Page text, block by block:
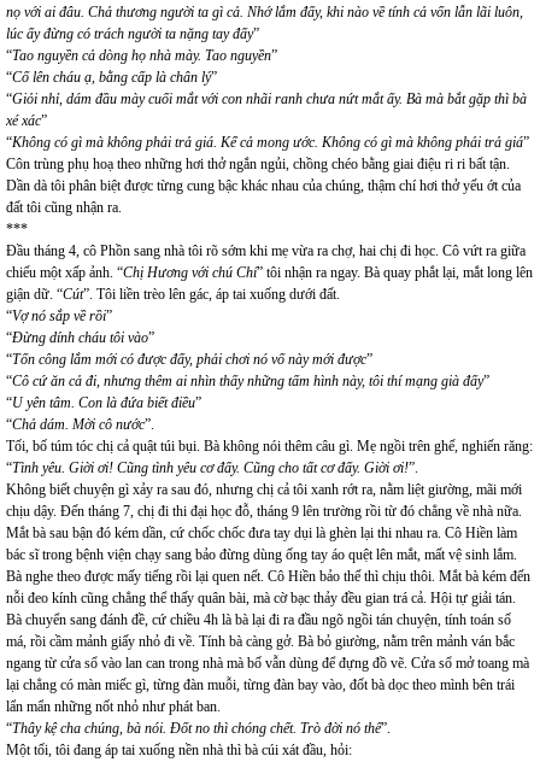
nọ với ai đâu. Chả thương người ta gì cả. Nhớ lắm đấy, khi nào về tính cả vốn lẫn lãi luôn,
lúc ấy đừng có trách người ta nặng tay đấy”
“Tao nguyền cả dòng họ nhà mày. Tao nguyền”
“Cố lên cháu ạ, bằng cấp là chân lý”
“Giỏi nhỉ, dám đầu mày cuối mắt với con nhãi ranh chưa nứt mắt ấy. Bà mà bắt gặp thì bà
xé xác”
“Không có gì mà không phải trả giá. Kể cả mong ước. Không có gì mà không phải trả giá”
Côn trùng phụ hoạ theo những hơi thở ngắn ngủi, chồng chéo bằng giai điệu ri ri bất tận.
Dần dà tôi phân biệt được từng cung bậc khác nhau của chúng, thậm chí hơi thở yếu ớt của
đất tôi cũng nhận ra.
***
Đầu tháng 4, cô Phồn sang nhà tôi rõ sớm khi mẹ vừa ra chợ, hai chị đi học. Cô vứt ra giữa
chiếu một xấp ảnh. “Chị Hương với chú Chí” tôi nhận ra ngay. Bà quay phắt lại, mắt long lên
giận dữ. “Cút”. Tôi liền trèo lên gác, áp tai xuống dưới đất.
“Vợ nó sắp về rồi”
“Đừng dính cháu tôi vào”
“Tốn công lắm mới có được đấy, phải chơi nó vố này mới được”
“Cô cứ ăn cả đi, nhưng thêm ai nhìn thấy những tấm hình này, tôi thí mạng già đấy”
“U yên tâm. Con là đứa biết điều”
“Chả dám. Mời cô nước”.
Tối, bố túm tóc chị cả quật túi bụi. Bà không nói thêm câu gì. Mẹ ngồi trên ghế, nghiến răng:
“Tình yêu. Giời ơi! Cũng tình yêu cơ đấy. Cũng cho tất cơ đấy. Giời ơi!”.
Không biết chuyện gì xảy ra sau đó, nhưng chị cả tôi xanh rớt ra, nằm liệt giường, mãi mới
chịu dậy. Đến tháng 7, chị đi thi đại học đỗ, tháng 9 lên trường rồi từ đó chẳng về nhà nữa.
Mắt bà sau bận đó kém dần, cứ chốc chốc đưa tay dụi là ghèn lại thi nhau ra. Cô Hiền làm
bác sĩ trong bệnh viện chạy sang bảo đừng dùng ống tay áo quệt lên mắt, mất vệ sinh lắm.
Bà nghe theo được mấy tiếng rồi lại quen nết. Cô Hiền bảo thế thì chịu thôi. Mắt bà kém đến
nỗi đeo kính cũng chẳng thể thấy quân bài, mà cờ bạc thảy đều gian trá cả. Hội tự giải tán.
Bà chuyển sang đánh đề, cứ chiều 4h là bà lại đi ra đầu ngõ ngồi tán chuyện, tính toán số
má, rồi cầm mảnh giấy nhỏ đi về. Tính bà càng gở. Bà bỏ giường, nằm trên mảnh ván bắc
ngang từ cửa sổ vào lan can trong nhà mà bố vẫn dùng để đựng đồ vẽ. Cửa sổ mở toang mà
lại chẳng có màn miếc gì, từng đàn muỗi, từng đàn bay vào, đốt bà dọc theo mình bên trái
lẩn mẩn những nốt nhỏ như phát ban.
“Thây kệ cha chúng, bà nói. Đốt no thì chóng chết. Trò đời nó thế”.
Một tối, tôi đang áp tai xuống nền nhà thì bà cúi xát đầu, hỏi: